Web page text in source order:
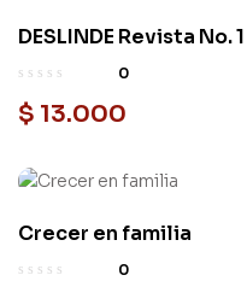
DESLINDE Revista No. 1
0
$ 13.000
Crecer en familia
0